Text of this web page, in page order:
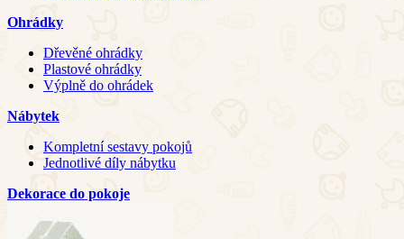
Ohrádky
Dřevěné ohrádky
Plastové ohrádky
Výplně do ohrádek
Nábytek
Kompletní sestavy pokojů
Jednotlivé díly nábytku
Dekorace do pokoje